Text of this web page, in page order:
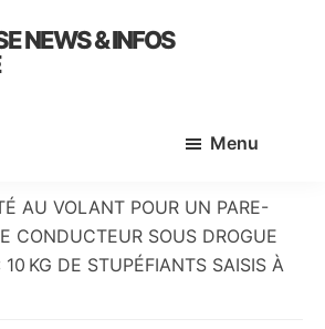
NEWS & INFOS
Menu
AU VOLANT POUR UN PARE-
CONDUCTEUR SOUS DROGUE
KG DE STUPÉFIANTS SAISIS À